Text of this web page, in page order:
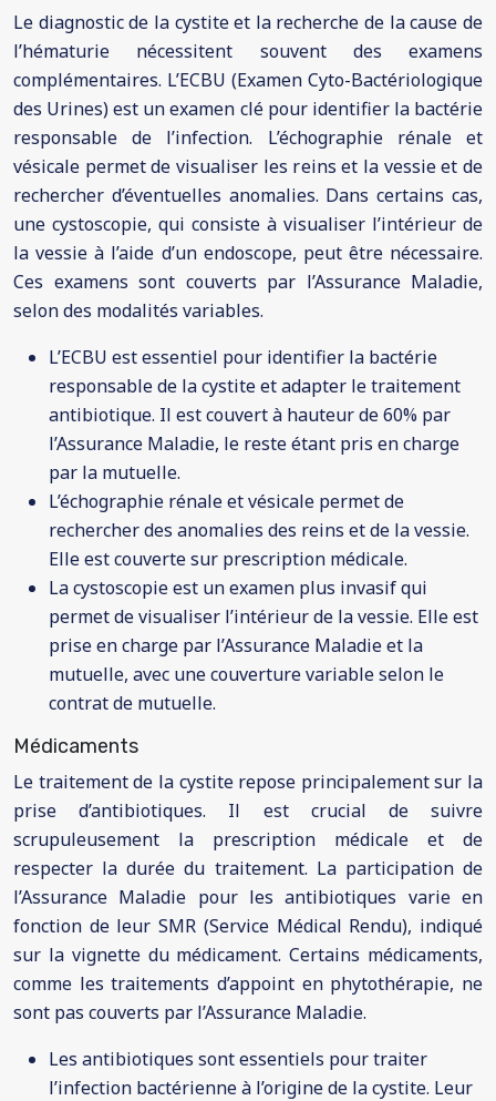
Le diagnostic de la cystite et la recherche de la cause de
l’hématurie nécessitent souvent des examens
complémentaires. L’ECBU (Examen Cyto-Bactériologique
des Urines) est un examen clé pour identifier la bactérie
responsable de l’infection. L’échographie rénale et
vésicale permet de visualiser les reins et la vessie et de
rechercher d’éventuelles anomalies. Dans certains cas,
une cystoscopie, qui consiste à visualiser l’intérieur de
la vessie à l’aide d’un endoscope, peut être nécessaire.
Ces examens sont couverts par l’Assurance Maladie,
selon des modalités variables.
L’ECBU est essentiel pour identifier la bactérie
responsable de la cystite et adapter le traitement
antibiotique. Il est couvert à hauteur de 60% par
l’Assurance Maladie, le reste étant pris en charge
par la mutuelle.
L’échographie rénale et vésicale permet de
rechercher des anomalies des reins et de la vessie.
Elle est couverte sur prescription médicale.
La cystoscopie est un examen plus invasif qui
permet de visualiser l’intérieur de la vessie. Elle est
prise en charge par l’Assurance Maladie et la
mutuelle, avec une couverture variable selon le
contrat de mutuelle.
Médicaments
Le traitement de la cystite repose principalement sur la
prise d’antibiotiques. Il est crucial de suivre
scrupuleusement la prescription médicale et de
respecter la durée du traitement. La participation de
l’Assurance Maladie pour les antibiotiques varie en
fonction de leur SMR (Service Médical Rendu), indiqué
sur la vignette du médicament. Certains médicaments,
comme les traitements d’appoint en phytothérapie, ne
sont pas couverts par l’Assurance Maladie.
Les antibiotiques sont essentiels pour traiter
l’infection bactérienne à l’origine de la cystite. Leur